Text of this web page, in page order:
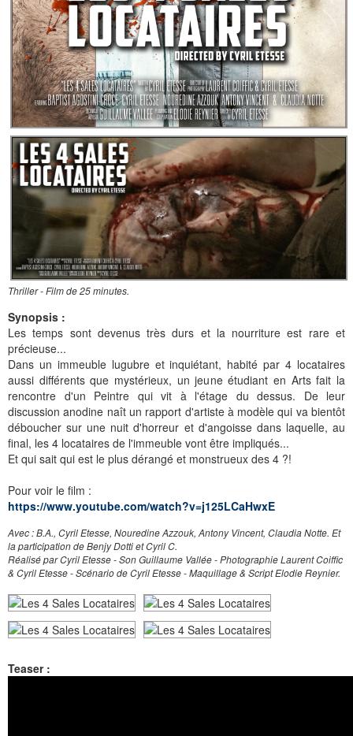
Thriller - Film de 25 minutes.
Synopsis :
Les temps sont devenus très durs et la nourriture est rare et
précieuse...
Dans un immeuble lugubre et inquiétant, habité par 4 locataires
aussi différents que mystérieux, un jeune étudiant en Arts fait la
rencontre d'un Peintre qui vit à l'étage du dessus. De leur
discussion anodine naît un rapport d'artiste à modèle qui va bientôt
déboucher sur une nuit d'horreur et d'angoisse dans laquelle, au
final, les 4 locataires de l'immeuble vont être impliqués...
Et qui sait qui est le plus dérangé et monstrueux des 4 ?!
Pour voir le film :
https://www.youtube.com/watch?v=j125LCaHwxE
Avec : B.A., Cyril Etesse, Nouredine Azzouk, Antony Vincent, Claudia Notte. Et
la participation de Benjy Dotti et Cyril C.
Réalisé par Cyril Etesse - Son Guillaume Vallée - Photographie Laurent Coiffic
& Cyril Etesse - Scénario de Cyril Etesse - Maquillage & Script Elodie Reynier.
Teaser :